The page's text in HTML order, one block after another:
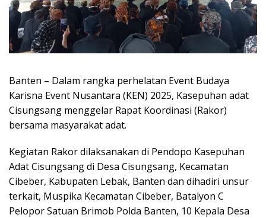
Banten – Dalam rangka perhelatan Event Budaya
Karisna Event Nusantara (KEN) 2025, Kasepuhan adat
Cisungsang menggelar Rapat Koordinasi (Rakor)
bersama masyarakat adat.
Kegiatan Rakor dilaksanakan di Pendopo Kasepuhan
Adat Cisungsang di Desa Cisungsang, Kecamatan
Cibeber, Kabupaten Lebak, Banten dan dihadiri unsur
terkait, Muspika Kecamatan Cibeber, Batalyon C
Pelopor Satuan Brimob Polda Banten, 10 Kepala Desa